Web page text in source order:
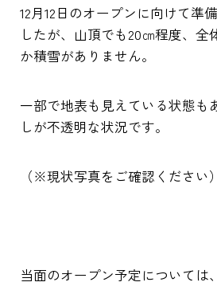
12月12日のオープンに向けて準
したが、山頂でも20㎝程度、全
か積雪がありません。
一部で地表も見えている状態も
しが不透明な状況です。
（※現状写真をご確認ください）
当面のオープン予定については